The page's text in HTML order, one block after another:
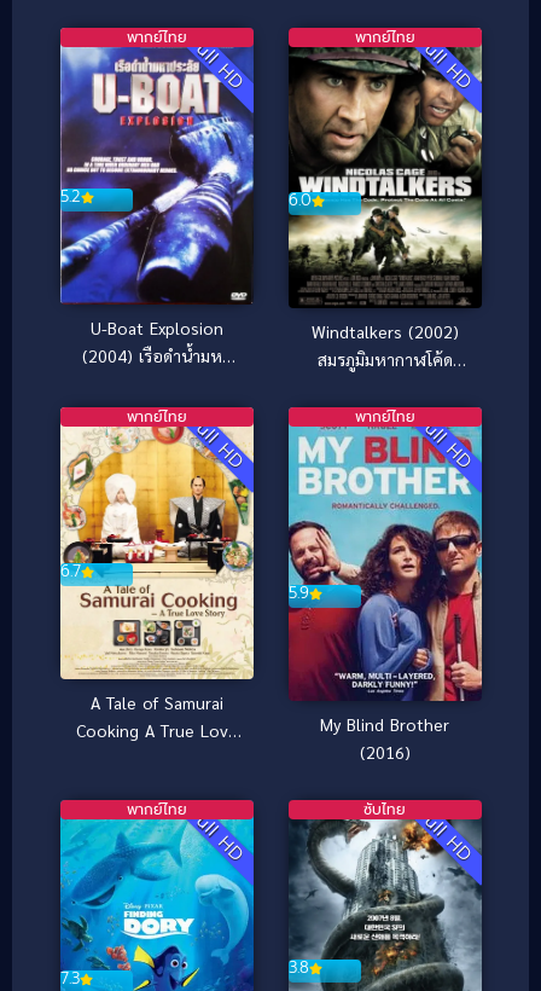
Full HD
5.2
พากย์ไทย
U-Boat Explosion
(2004) เรือดำน้ำมหา
Full HD
6.0
พากย์ไทย
Windtalkers (2002)
สมรภูมิมหากาฬโค้ด
Full HD
6.7
พากย์ไทย
A Tale of Samurai
Cooking A True Love
Full HD
5.9
พากย์ไทย
My Blind Brother
(2016)
Full HD
7.3
พากย์ไทย Full HD
3.8
ซับไทย